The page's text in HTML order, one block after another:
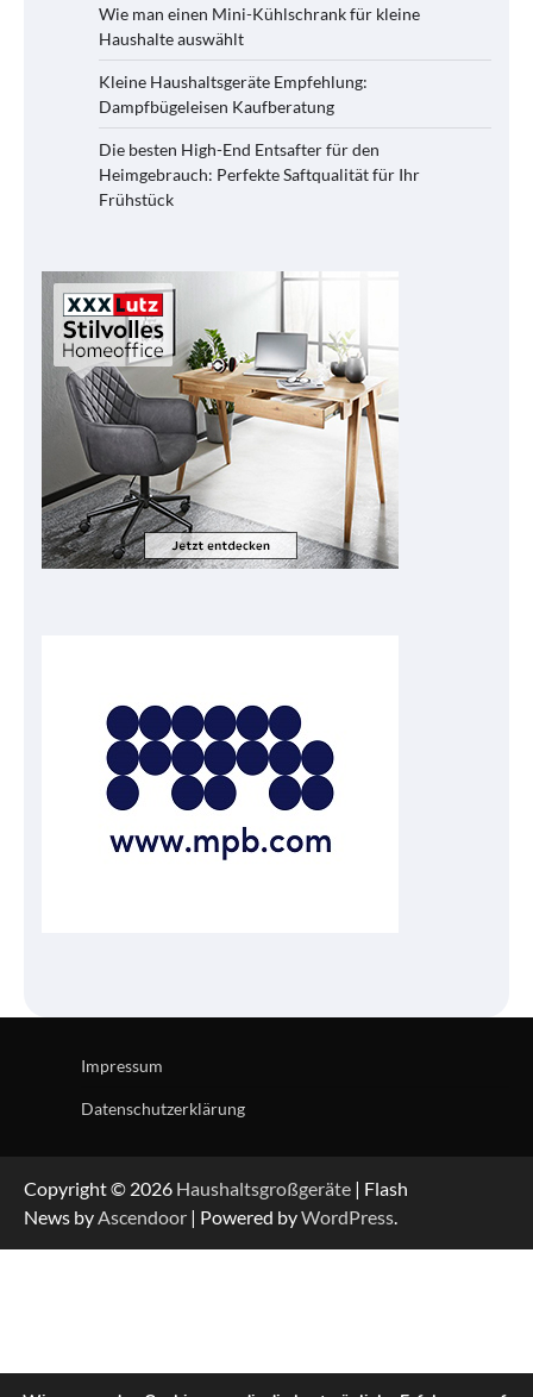
Wie man einen Mini-Kühlschrank für kleine
Haushalte auswählt
Kleine Haushaltsgeräte Empfehlung:
Dampfbügeleisen Kaufberatung
Die besten High-End Entsafter für den
Heimgebrauch: Perfekte Saftqualität für Ihr
Frühstück
Impressum
Datenschutzerklärung
Copyright © 2026 Haushaltsgroßgeräte | Flash
News byAscendoor | Powered byWordPress.